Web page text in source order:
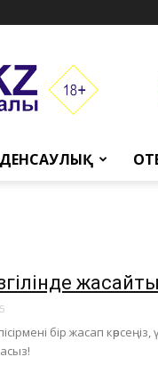
ДЕНСАУЛЫҚ
бір жасап